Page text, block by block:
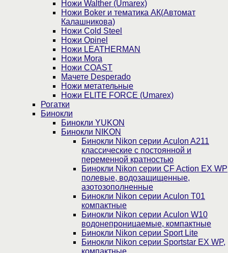
Ножи Walther (Umarex)
Ножи Boker и тематика АК(Автомат
Калашникова)
Ножи Cold Steel
Ножи Opinel
Ножи LEATHERMAN
Ножи Mora
Ножи COAST
Мачете Desperado
Ножи метательные
Ножи ELITE FORCE (Umarex)
Рогатки
Бинокли
Бинокли YUKON
Бинокли NIKON
Бинокли Nikon серии Aculon A211
классические с постоянной и
переменной кратностью
Бинокли Nikon серии СF Action EX WP
полевые, водозащищенные,
азотозополненные
Бинокли Nikon серии Aculon T01
компактные
Бинокли Nikon серии Aculon W10
водонепроницаемые, компактные
Бинокли Nikon серии Sport Lite
Бинокли Nikon серии Sportstar EX WP,